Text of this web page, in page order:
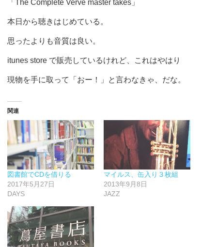
「The Complete Verve master takes」
本日から聴きはじめている。
思ったよりも音質は良い。
itunes store で販売しているけれど、これはやはり
現物を手に取って「おー！」と言わなきゃ、だな。
関連
図書館でCDを借りる
2017年5月27日
DAYS
マイルス、缶入り３枚組
2013年9月8日
JAZZ